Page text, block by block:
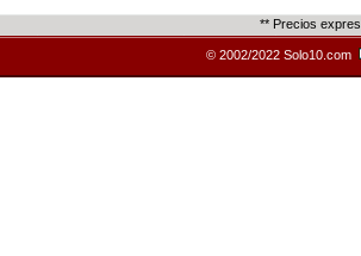
** Precios
© 2002/2022 Solo10.com